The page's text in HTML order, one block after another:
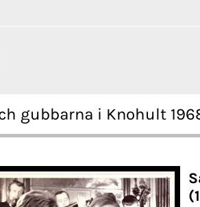
gubbarna i Knohult